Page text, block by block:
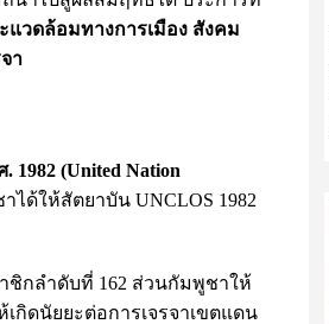
แวดล้อมทางการเมือง สังคม
า
(United Nation
ด้ให้สัตยาบัน UNCLOS 1982
ชิกลำดับที่ 162 ส่วนกัมพูชาให้
กิดนัยยะต่อการเจรจาเขตแดน